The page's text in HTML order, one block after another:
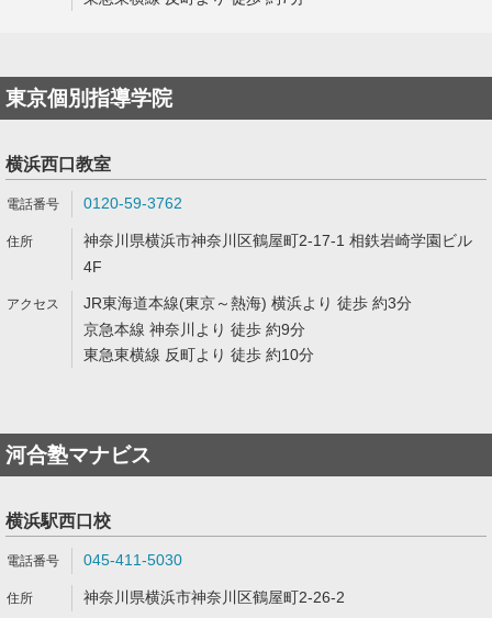
東京個別指導学院
横浜西口教室
0120-59-3762
神奈川県横浜市神奈川区鶴屋町2-17-1 相鉄岩崎学園ビル
4F
JR東海道本線(東京～熱海) 横浜より 徒歩 約3分
京急本線 神奈川より 徒歩 約9分
東急東横線 反町より 徒歩 約10分
河合塾マナビス
横浜駅西口校
045-411-5030
神奈川県横浜市神奈川区鶴屋町2-26-2